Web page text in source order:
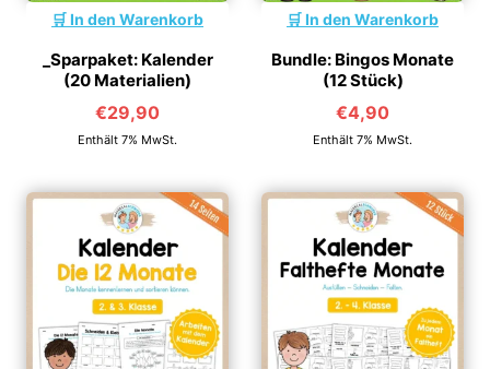
In den Warenkorb
_Sparpaket: Kalender
(20 Materialien)
€29,90
Enthält 7% MwSt.
In den Warenkorb
Bundle: Bingos Monate
(12 Stück)
€4,90
Enthält 7% MwSt.